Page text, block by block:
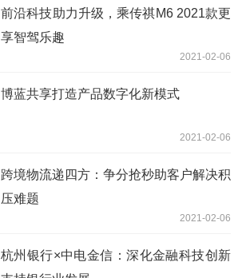
前沿科技助力升级，乘传祺M6 2021款更
享智驾乐趣
2021-02-06
博蓝共享打造产品数字化新模式
2021-02-06
跨境物流递四方：争分抢秒助客户解决积
压难题
2021-02-06
杭州银行×中电金信：深化金融科技创新